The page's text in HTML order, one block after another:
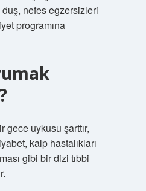
duş, nefes egzersizleri
programına
gece uykusu şarttır,
kalp hastalıkları
gibi bir dizi tıbbi